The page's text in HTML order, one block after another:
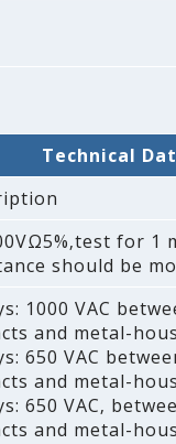
Technical
for
should be
1000 VAC
and metal-
650 VAC
and metal-
650 VAC‚
and metal-